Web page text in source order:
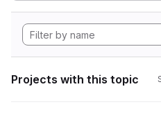
Projects with this topic